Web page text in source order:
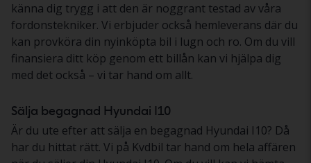
känna dig trygg i att den är noggrant testad av våra
fordonstekniker. Vi erbjuder också hemleverans där du
kan provköra din nyinköpta bil i lugn och ro. Om du vill
finansiera ditt köp genom ett billån kan vi hjälpa dig
med det också – vi tar hand om allt.
Sälja begagnad Hyundai I10
Är du ute efter att sälja en begagnad Hyundai I10? Då
har du hittat rätt. Vi på Kvdbil tar hand om hela affären